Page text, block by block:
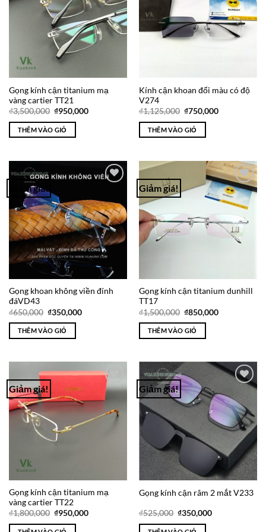
Gọng kính cận titanium mạ
vàng cartier TT21
₫3,500,000 Giá
là:
₫3,500,000.
₫950,000Giá
THÊM VÀO GIỎ
Kính cận khoan đổi màu có độ
V274
₫1,125,000 Giá
là:
₫1,125,000.
₫750,000Giá
THÊM VÀO GIỎ
Giảm giá!
Wishlist
Gọng khoan không viền đính
đáVD43
₫650,000 Giá
là:
₫650,000.
₫350,000Giá
THÊM VÀO GIỎ
Giảm giá!
Add to
Wishlist
Gọng kính cận titanium dunhill
TT17
₫1,500,000 Giá
là:
₫1,500,000.
₫850,000Giá
THÊM VÀO GIỎ
Giảm giá!
Add to
Wishlist
Gọng kính cận titanium mạ
vàng cartier TT22
₫1,800,000 Giá
là:
₫950,000Giá
Giảm giá!
Wishlist
Gọng kính cận râm 2 mắt V233
₫525,000 Giá
là:
₫350,000Giá